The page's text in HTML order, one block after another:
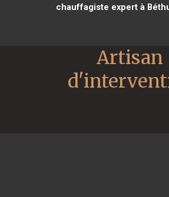
chauffagiste expert à
Artisan